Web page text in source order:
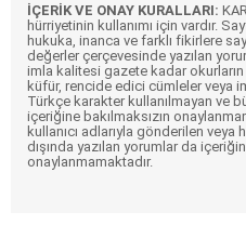
İÇERİK VE ONAY KURALLARI:
hürriyetinin kullanımı için vardır.
hukuka, inanca ve farklı fikirlere
değerler çerçevesinde yazılan
imla kalitesi gazete kadar
küfür, rencide edici cümleler veya
Türkçe karakter kullanılmayan ve
içeriğine bakılmaksızın
kullanıcı adlarıyla gönderilen veya
dışında yazılan yorumlar da
onaylanmamaktadır.